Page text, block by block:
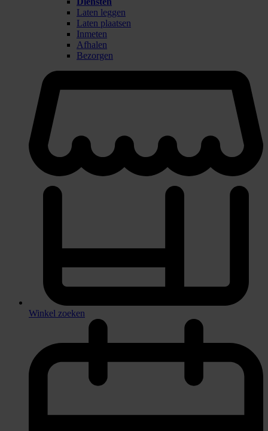
Laten leggen
Laten plaatsen
Inmeten
Afhalen
Bezorgen
Winkel zoeken